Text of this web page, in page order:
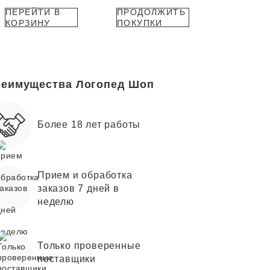
ПЕРЕЙТИ В
КОРЗИНУ
ПРОДОЛЖИТЬ
ПОКУПКИ
Логопед Шоп
Более 18 лет работы
Прием и обработка
заказов 7 дней в
неделю
Только проверенные
поставщики